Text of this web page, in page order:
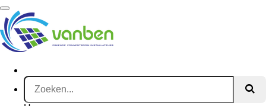
Ga
direct
naar
de
hoofdinhoud